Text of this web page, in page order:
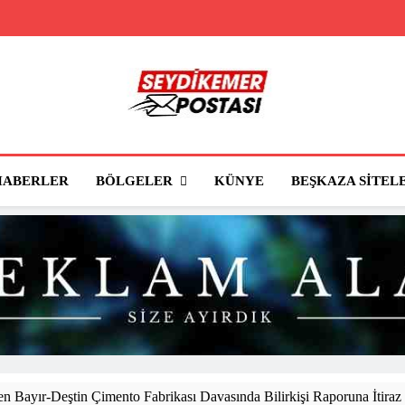
Seydikemer
BÖLGELER KÜNYE BEŞKAZA
Bayır-Deştin Çimento Fabrikası Davasında Bilirkişi Raporuna İtiraz